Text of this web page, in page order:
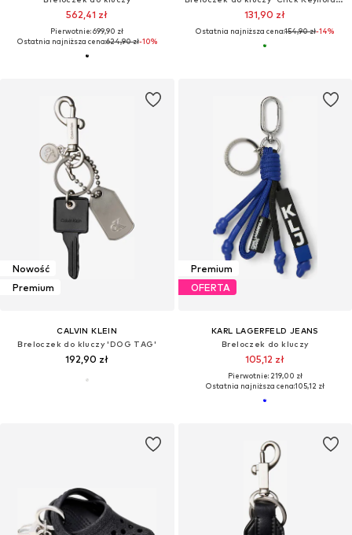
562,41 zł
Pierwotnie: 699,90 zł
Ostatnia najniższa cena:624,90 zł-10%
131,90 zł
Ostatnia najniższa cena:154,90 zł-14%
Nowość
Premium
CALVIN KLEIN
Breloczek do kluczy 'DOG TAG'
192,90 zł
Premium
OFERTA
KARL LAGERFELD JEANS
Breloczek do kluczy
105,12 zł
Pierwotnie: 219,00 zł
Ostatnia najniższa cena:105,12 zł